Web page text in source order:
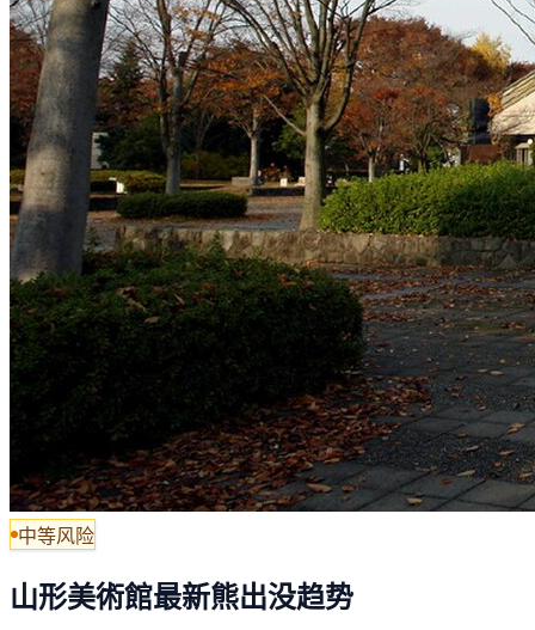
中等风险
山形美術館最新熊出没趋势